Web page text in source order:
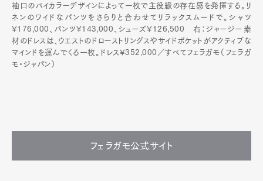
袖口のバイカラーデザインによって一枚で主役級の存在感を発揮する。リ
ネンのワイドなパンツをさらりと合わせてリラックスムードで。シャツ
¥176,000、パンツ¥143,000、シューズ¥126,500 右：ジャージー素
材のドレスは、ウエストのドローストリングスやサイドポケットがアクティブな
マインドを運んでくる一枚。ドレス¥352,000／すべてフェラガモ（フェラガ
モ・ジャパン）
フェラガモ公式サイト